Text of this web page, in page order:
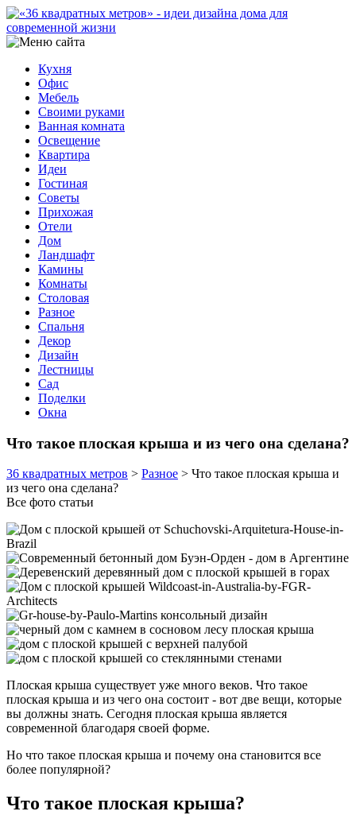
Кухня
Офис
Мебель
Своими руками
Ванная комната
Освещение
Квартира
Идеи
Гостиная
Советы
Прихожая
Отели
Дом
Ландшафт
Камины
Комнаты
Столовая
Разное
Спальня
Декор
Дизайн
Лестницы
Сад
Поделки
Окна
Что такое плоская крыша и из чего она сделана?
36 квадратных метров > Разное > Что такое плоская крыша и
из чего она сделана?
Все фото статьи
Плоская крыша существует уже много веков. Что такое
плоская крыша и из чего она состоит - вот две вещи, которые
вы должны знать. Сегодня плоская крыша является
современной благодаря своей форме.
Но что такое плоская крыша и почему она становится все
более популярной?
Что такое плоская крыша?